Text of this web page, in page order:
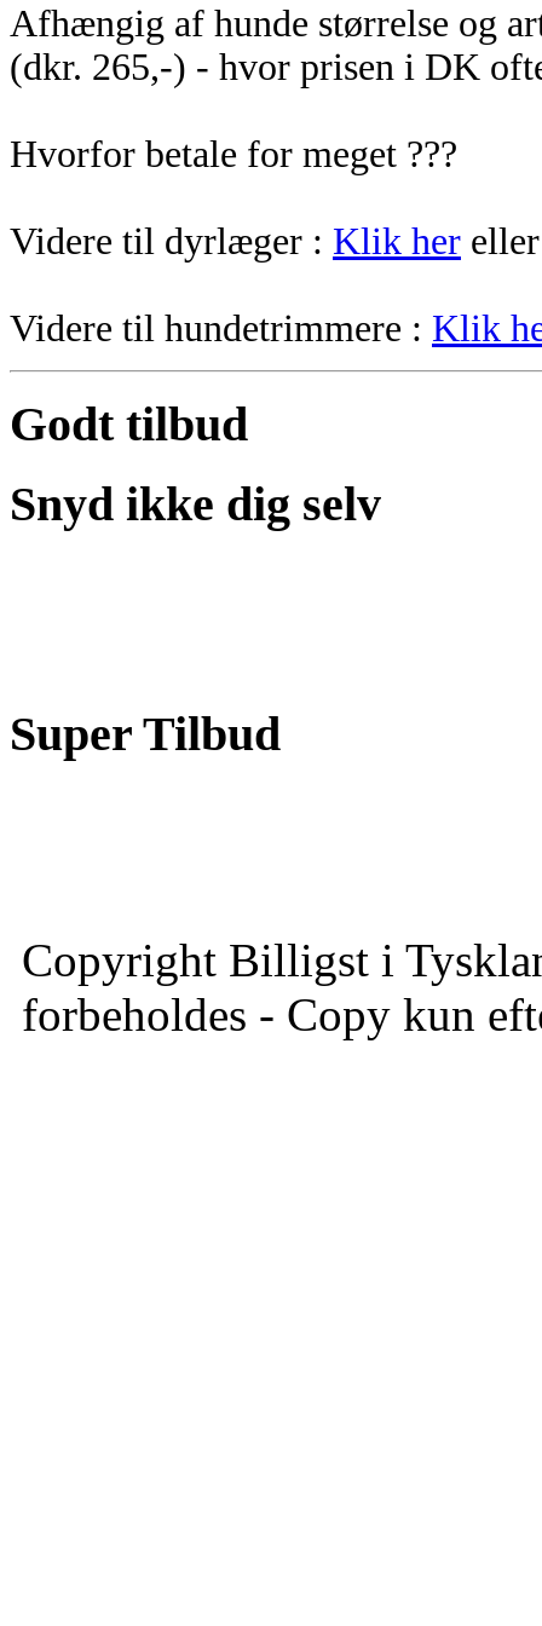
Afhængig af hunde størrelse og
(dkr. 265,-) - hvor prisen i DK
Hvorfor betale for meget ???
Videre til dyrlæger : Klik her
Videre til hundetrimmere : Klik
Godt tilbud
Snyd ikke dig selv
Super Tilbud
Copyright Billigst i
forbeholdes - Copy kun